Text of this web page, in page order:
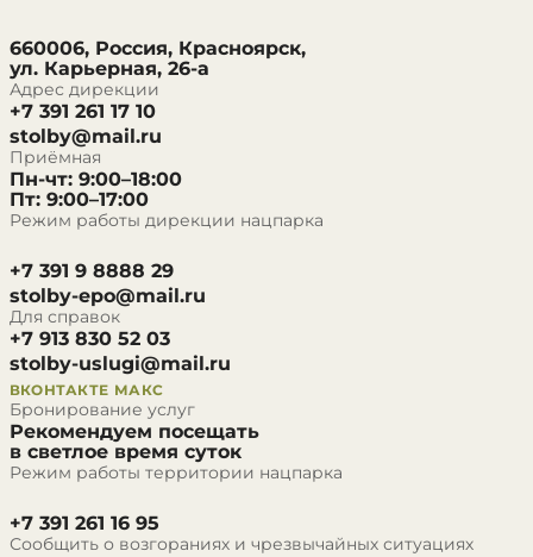
660006, Россия, Красноярск,
ул. Карьерная, 26-а
Адрес дирекции
+7 391 261 17 10
stolby@mail.ru
Приёмная
Пн-чт: 9:00–18:00
Пт: 9:00–17:00
Режим работы дирекции нацпарка
+7 391 9 8888 29
stolby-epo@mail.ru
Для справок
+7 913 830 52 03
stolby-uslugi@mail.ru
ВКОНТАКТЕ МАКС
Бронирование услуг
Рекомендуем посещать
в светлое время суток
Режим работы территории нацпарка
+7 391 261 16 95
Сообщить о возгораниях и чрезвычайных ситуациях